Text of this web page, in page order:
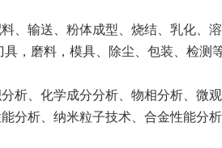
、输送、粉体成型、烧结、乳化、溶
，磨料，模具、除尘、包装、检测等
析、化学成分分析、物相分析、微
分析、纳米粒子技术、合金性能分